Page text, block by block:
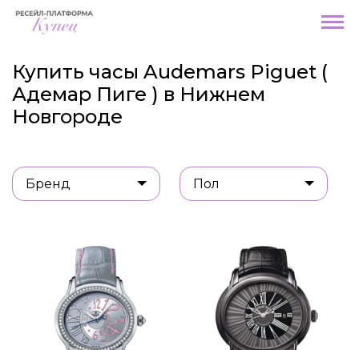
Купить часы Audemars Piguet (
Адемар Пиге ) в Нижнем
Новгороде
Бренд Пол